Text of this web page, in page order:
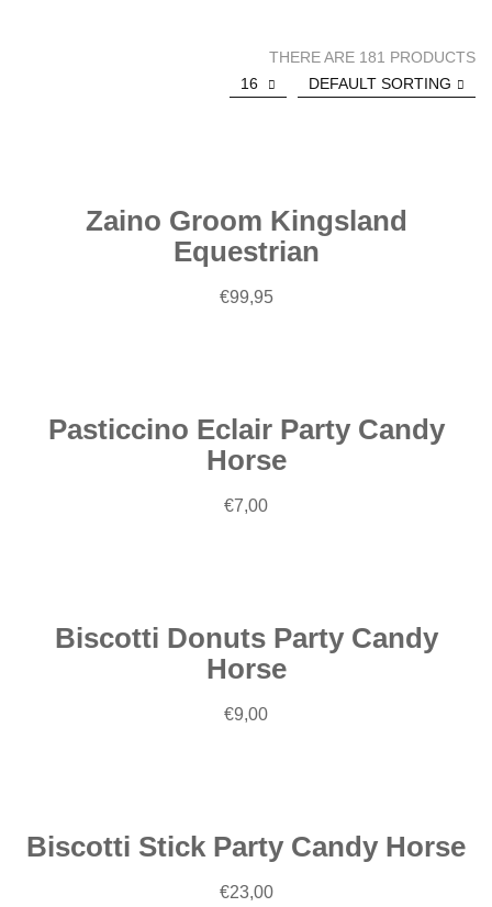
THERE ARE 181 PRODUCTS
DEFAULT SORTING
16
Aggiungi
Zaino Groom Kingsland
Equestrian
€99,95
Aggiungi
Pasticcino Eclair Party Candy
Horse
€7,00
Aggiungi
Biscotti Donuts Party Candy
Horse
€9,00
Aggiungi
Biscotti Stick Party Candy Horse
€23,00
Aggiungi